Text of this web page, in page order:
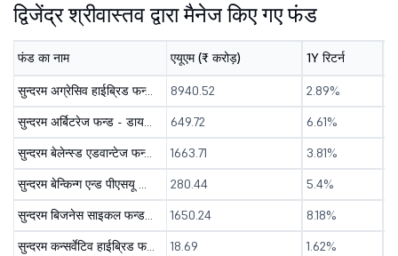
द्विजेंद्र श्रीवास्तव द्वारा मैनेज किए गए फंड
फंड का नाम एयूएम (₹ करोड़) 1Y रिटर्न
सुन्दरम अग्रेसिव हाईब्रिड फन्ड - डायरेक्ट ( जि ) 8940.52 2.89%
सुन्दरम अर्बिटरेज फन्ड - डायरेक्ट ( जि )
649.72 6.61%
सुन्दरम बेलेन्स्ड एडवान्टेज फन्ड - डायरेक्ट ( जि )
1663.71 3.81%
सुन्दरम बेन्किन्ग एन्ड पीएसयू फन्ड - डायरेक्ट ( जि )
280.44 5.4%
सुन्दरम बिजनेस साइकल फन्ड - डायरेक्ट ( जि )
1650.24 8.18%
सुन्दरम कन्सर्वेटिव हाईब्रिड फन्ड - डीआइआर ( जि )
18.69 1.62%